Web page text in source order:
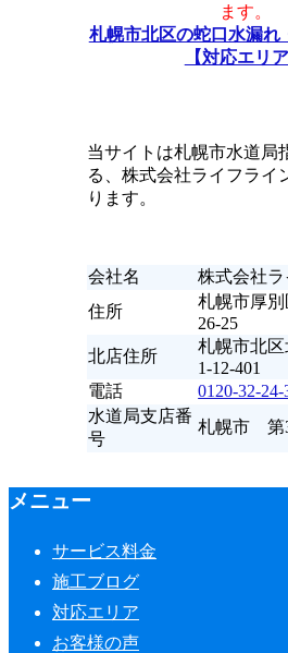
ます。
札幌市北区の蛇口水漏れ
【対応エリア
当サイトは札幌市水道局
る、株式会社ライフライ
ります。
会社名
株式会社
住所
札幌市厚別
26-25
北店住所
札幌市北区
1-12-401
電話
0120-32-24-
水道局支店番
号
札幌市 第
メニュー
サービス料金
施工ブログ
対応エリア
お客様の声